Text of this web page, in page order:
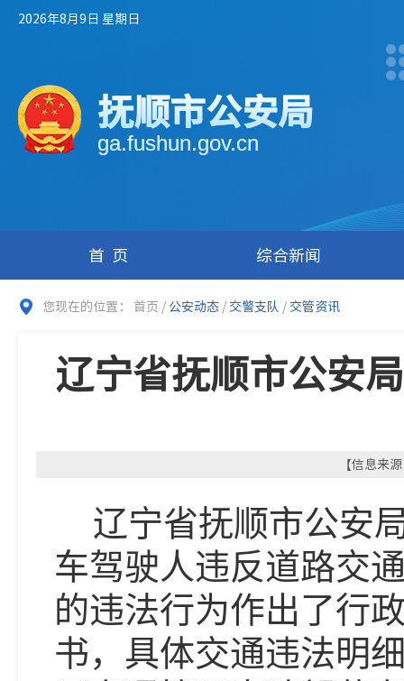
2026年8月9日 星期日
抚顺市公安局
ga.fushun.gov.cn
首页 综合新闻
您现在的位置： 首页 / 公安动态 / 交警支队 / 交管资讯
辽宁省抚顺市公安
【信息来
辽宁省抚顺市公安
车驾驶人违反道路交
的违法行为作出了行
书，具体交通违法明